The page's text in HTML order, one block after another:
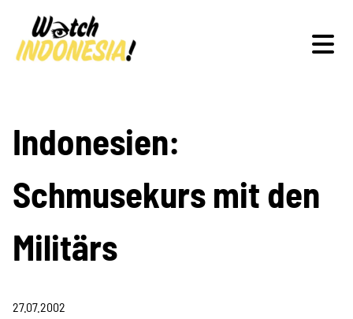
Schwerpunkte
Veranstaltungen
Indonesien:
Schmusekurs mit den
Militärs
27.07.2002